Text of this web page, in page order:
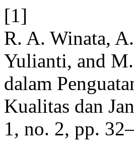
[1]
R. A. Winata,
Yulianti, and
dalam
Kualitas dan
1, no. 2, pp.